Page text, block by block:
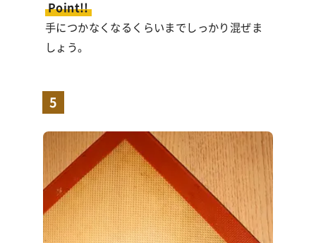
Point!!
手につかなくなるくらいまでしっかり混ぜま
しょう。
5